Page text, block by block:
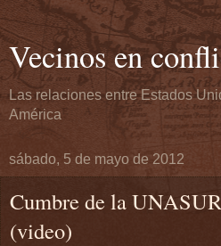
Vecinos en
Las relaciones entre Estados
América
sábado, 5 de mayo de 2012
Cumbre de la
(video)